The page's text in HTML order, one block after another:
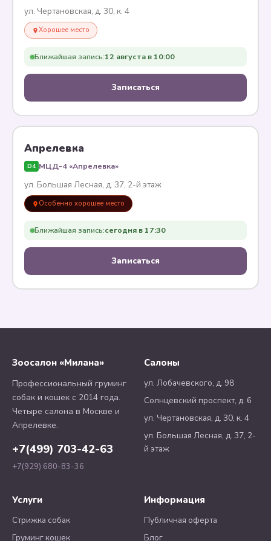
ул. Чертановская, д. 30, к. 4
Хорошее место
Ближайшая запись:12 августа в 10:00
Записаться
Апрелевка
D4 МЦД-4 «Апрелевка»
ул. Большая Лесная, д. 37, 2-й этаж
Особенно хорошее место
Ближайшая запись:сегодня в 17:30
Записаться
Зоосалон «Милана»
Профессиональный груминг
собак и кошек с 2014 года.
Четыре салона в Москве и
Апрелевке.
+7(499) 703-42-63
+7(929) 680-83-36
Салоны
ул. Лобачевского, д. 98
Солнцевский проспект, д. 6
ул. Чертановская, д. 30, к. 4
ул. Большая Лесная, д. 37, 2-
й этаж
Услуги
Стрижка собак
Груминг кошек
Информация
Публичная оферта
Блог